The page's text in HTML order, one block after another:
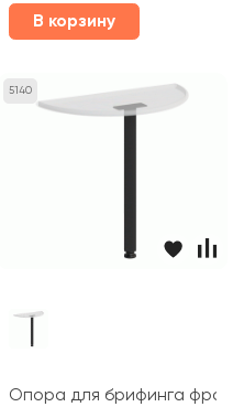
В корзину
ДР 165 Дин-Р
5140
Опора для брифинга